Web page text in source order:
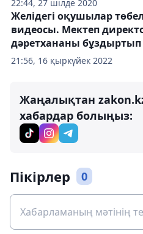
22:44, 27 шілде 2020
21:56, 16 қыркүйек 2022
Желідегі оқушылар
видеосы. Мектеп
дәретхананы
Жаңалықтан
хабардар болыңыз:
Пікірлер 0